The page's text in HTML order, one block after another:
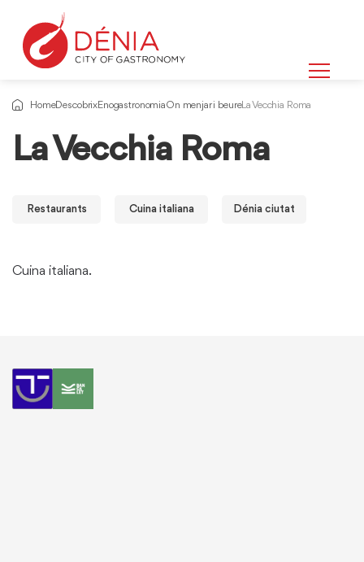
HomeDescobrixEnogastronomiaOn menjar i beureLa Vecchia Roma
La Vecchia Roma
Restaurants Cuina italiana Dénia ciutat
Cuina italiana.